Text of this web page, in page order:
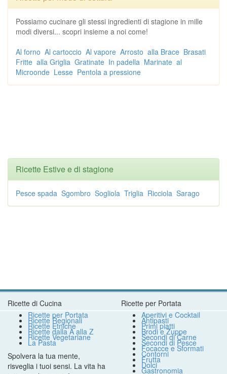
Possiamo cucinare gli stessi ingredienti di stagione in mille
modi diversi... scopri insieme a noi come!
Al forno Al cartoccio Al vapore Arrosto alla Brace Brasati
Fritte alla Griglia Gratinate In padella Marinate al
Microonde Lesse Pentola a pressione
Ricette Estive e di stagione
Pesce spada Sgombro Sogliola Triglia Ricciola Sarago
Ricette di Cucina
Ricette per Portata
Ricette Regionali
Ricette Etniche
Ricette dalla A alla Z
Ricette Vegetariane
La Pasta
Spolvera la tua mente,
risveglia i tuoi sensi. La vita ha
Ricette per Portata
Aperitivi e Cocktail
Antipasti
Primi piatti
Brodi e Zuppe
Secondi di Carne
Secondi di Pesce
Focacce e Sformati
Contorni
Frutta
Dolci
Gastronomia